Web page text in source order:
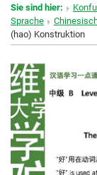
Sie sind hier:
Sprache
(hao) Konstruktion